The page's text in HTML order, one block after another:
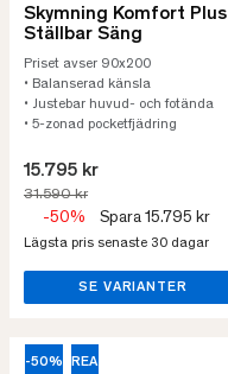
Skymning Komfort Plus
Ställbar Säng
Priset avser 90x200
• Balanserad känsla
• Justebar huvud- och fotända
• 5-zonad pocketfjädring
15.795 kr
31.590 kr
-50% Spara 15.795 kr
Lägsta pris senaste 30 dagar
SE VARIANTER
-50% REA